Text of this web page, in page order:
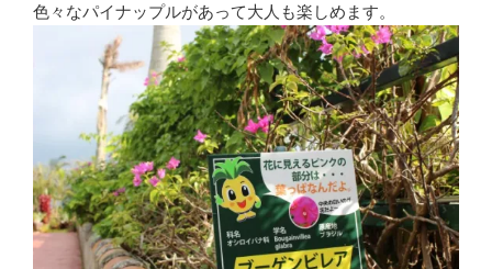
色々なパイナップルがあって大人も楽しめます。